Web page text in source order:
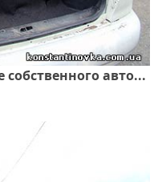
авто...